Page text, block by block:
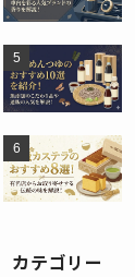
カテゴリー